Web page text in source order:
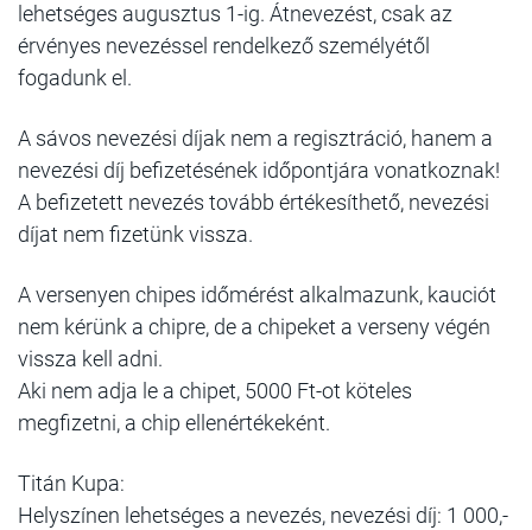
lehetséges augusztus 1-ig. Átnevezést, csak az
érvényes nevezéssel rendelkező személyétől
fogadunk el.
A sávos nevezési díjak nem a regisztráció, hanem a
nevezési díj befizetésének időpontjára vonatkoznak!
A befizetett nevezés tovább értékesíthető, nevezési
díjat nem fizetünk vissza.
A versenyen chipes időmérést alkalmazunk, kauciót
nem kérünk a chipre, de a chipeket a verseny végén
vissza kell adni.
Aki nem adja le a chipet, 5000 Ft-ot köteles
megfizetni, a chip ellenértékeként.
Titán Kupa:
Helyszínen lehetséges a nevezés, nevezési díj: 1 000,-